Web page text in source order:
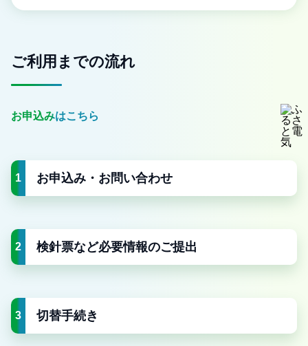
ご利用までの流れ
お申込みはこちら
1 お申込み・お問い合わせ
2 検針票など必要情報のご提出
3 切替手続き